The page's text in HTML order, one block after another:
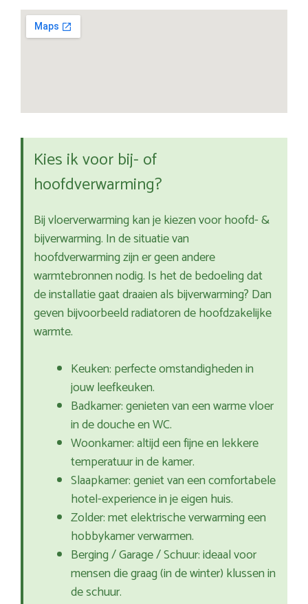
Kies ik voor bij- of
hoofdverwarming?
Bij vloerverwarming kan je kiezen voor hoofd- &
bijverwarming. In de situatie van
hoofdverwarming zijn er geen andere
warmtebronnen nodig. Is het de bedoeling dat
de installatie gaat draaien als bijverwarming? Dan
geven bijvoorbeeld radiatoren de hoofdzakelijke
warmte.
Keuken: perfecte omstandigheden in
jouw leefkeuken.
Badkamer: genieten van een warme vloer
in de douche en WC.
Woonkamer: altijd een fijne en lekkere
temperatuur in de kamer.
Slaapkamer: geniet van een comfortabele
hotel-experience in je eigen huis.
Zolder: met elektrische verwarming een
hobbykamer verwarmen.
Berging / Garage / Schuur: ideaal voor
mensen die graag (in de winter) klussen in
de schuur.